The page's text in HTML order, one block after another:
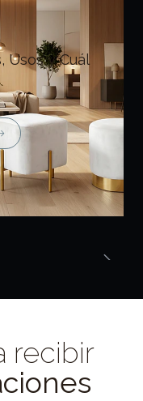
Usos y Cuál
recibir